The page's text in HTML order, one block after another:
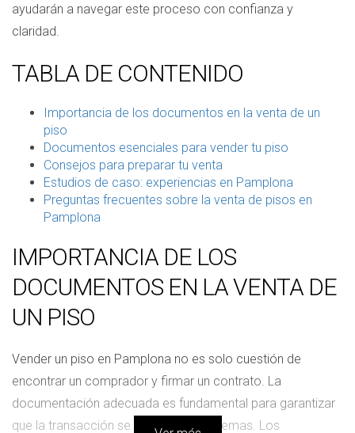
ayudarán a navegar este proceso con confianza y
claridad.
TABLA DE CONTENIDO
Importancia de los documentos en la venta de un
piso
Documentos esenciales para vender tu piso
Consejos para preparar tu venta
Estudios de caso: experiencias en Pamplona
Preguntas frecuentes sobre la venta de pisos en
Pamplona
IMPORTANCIA DE LOS
DOCUMENTOS EN LA VENTA DE
UN PISO
Vender un piso en Pamplona no es solo cuestión de
encontrar un comprador y firmar un contrato. La
documentación adecuada es fundamental para garantizar
que la transacción se realice sin problemas. Los